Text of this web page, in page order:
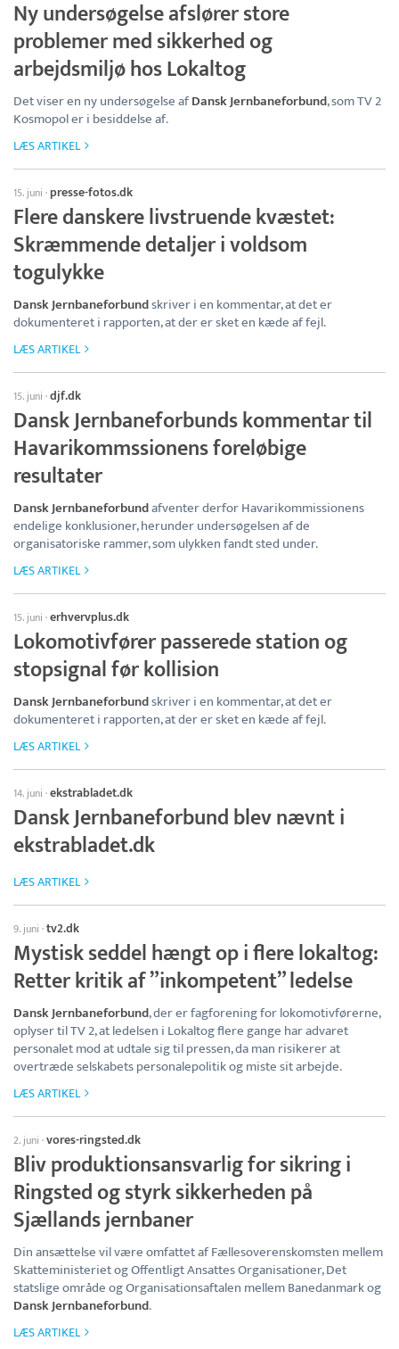
Ny undersøgelse afslører store
problemer med sikkerhed og
arbejdsmiljø hos Lokaltog
Det viser en ny undersøgelse afDansk Jernbaneforbund, som TV 2
Kosmopol er i besiddelse af.
LÆS ARTIKEL
15. juni ·presse-fotos.dk
Flere danskere livstruende kvæstet:
Skræmmende detaljer i voldsom
togulykke
Dansk Jernbaneforbundskriver i en kommentar, at det er
dokumenteret i rapporten, at der er sket en kæde af fejl.
LÆS ARTIKEL
15. juni ·djf.dk
Dansk Jernbaneforbunds kommentar til
Havarikommssionens foreløbige
resultater
Dansk Jernbaneforbundafventer derfor Havarikommissionens
endelige konklusioner, herunder undersøgelsen af de
organisatoriske rammer, som ulykken fandt sted under.
LÆS ARTIKEL
15. juni ·erhvervplus.dk
Lokomotivfører passerede station og
stopsignal før kollision
Dansk Jernbaneforbundskriver i en kommentar, at det er
dokumenteret i rapporten, at der er sket en kæde af fejl.
LÆS ARTIKEL
14. juni ·ekstrabladet.dk
Dansk Jernbaneforbund blev nævnt i
ekstrabladet.dk
LÆS ARTIKEL
9. juni ·tv2.dk
Mystisk seddel hængt op i flere lokaltog:
Retter kritik af ”inkompetent” ledelse
Dansk Jernbaneforbund, der er fagforening for lokomotivførerne,
oplyser til TV 2, at ledelsen i Lokaltog flere gange har advaret
personalet mod at udtale sig til pressen, da man risikerer at
overtræde selskabets personalepolitik og miste sit arbejde.
LÆS ARTIKEL
2. juni ·vores-ringsted.dk
Bliv produktionsansvarlig for sikring i
Ringsted og styrk sikkerheden på
Sjællands jernbaner
Din ansættelse vil være omfattet af Fællesoverenskomsten mellem
Skatteministeriet og Offentligt Ansattes Organisationer, Det
statslige område og Organisationsaftalen mellem Banedanmark og
Dansk Jernbaneforbund.
LÆS ARTIKEL